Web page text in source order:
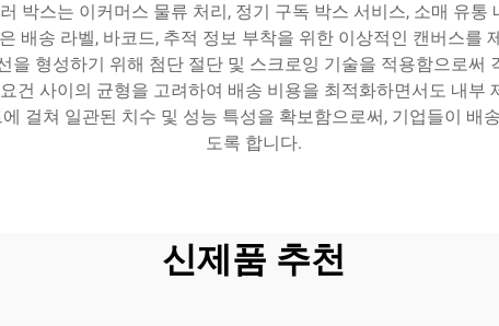
박스는 이커머스 물류 처리, 정기 구독 박스 서비스, 소매 유
배송 라벨, 바코드, 추적 정보 부착을 위한 이상적인 캔버스를
형성하기 위해 첨단 절단 및 스크로잉 기술을 적용함으로써
건 사이의 균형을 고려하여 배송 비용을 최적화하면서도 내부
걸쳐 일관된 치수 및 성능 특성을 확보함으로써, 기업들이 배
도록 합니다.
신제품 추천